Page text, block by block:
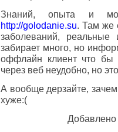
Знаний, опыта и
http://golodanie.su. Там же
заболеваний, реальные
забирает много, но
оффлайн клиент что
через веб неудобно, но
А вообще дерзайте,
хуже:(